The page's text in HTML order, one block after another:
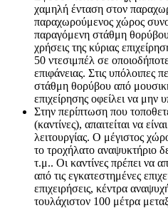
χαμηλή ένταση στον
παραχωρούμενος χώρος
παραγόμενη στάθμη
χρήσεις της κύριας
50 ντεσιμπέλ σε
επιφάνειας. Στις υπόλοιπες
στάθμη θορύβου από
επιχείρησης οφείλει να μην
Στην περίπτωση που
(καντίνες), απαιτείται να
λειτουργίας. Ο μέγιστος
το τροχήλατο αναψυκτήριο
τ.μ.. Οι καντίνες πρέπει να
από τις εγκατεστημένες
επιχειρήσεις, κέντρα
τουλάχιστον 100 μέτρα